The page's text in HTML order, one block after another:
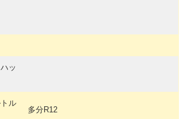
ッ
ル
多分R12